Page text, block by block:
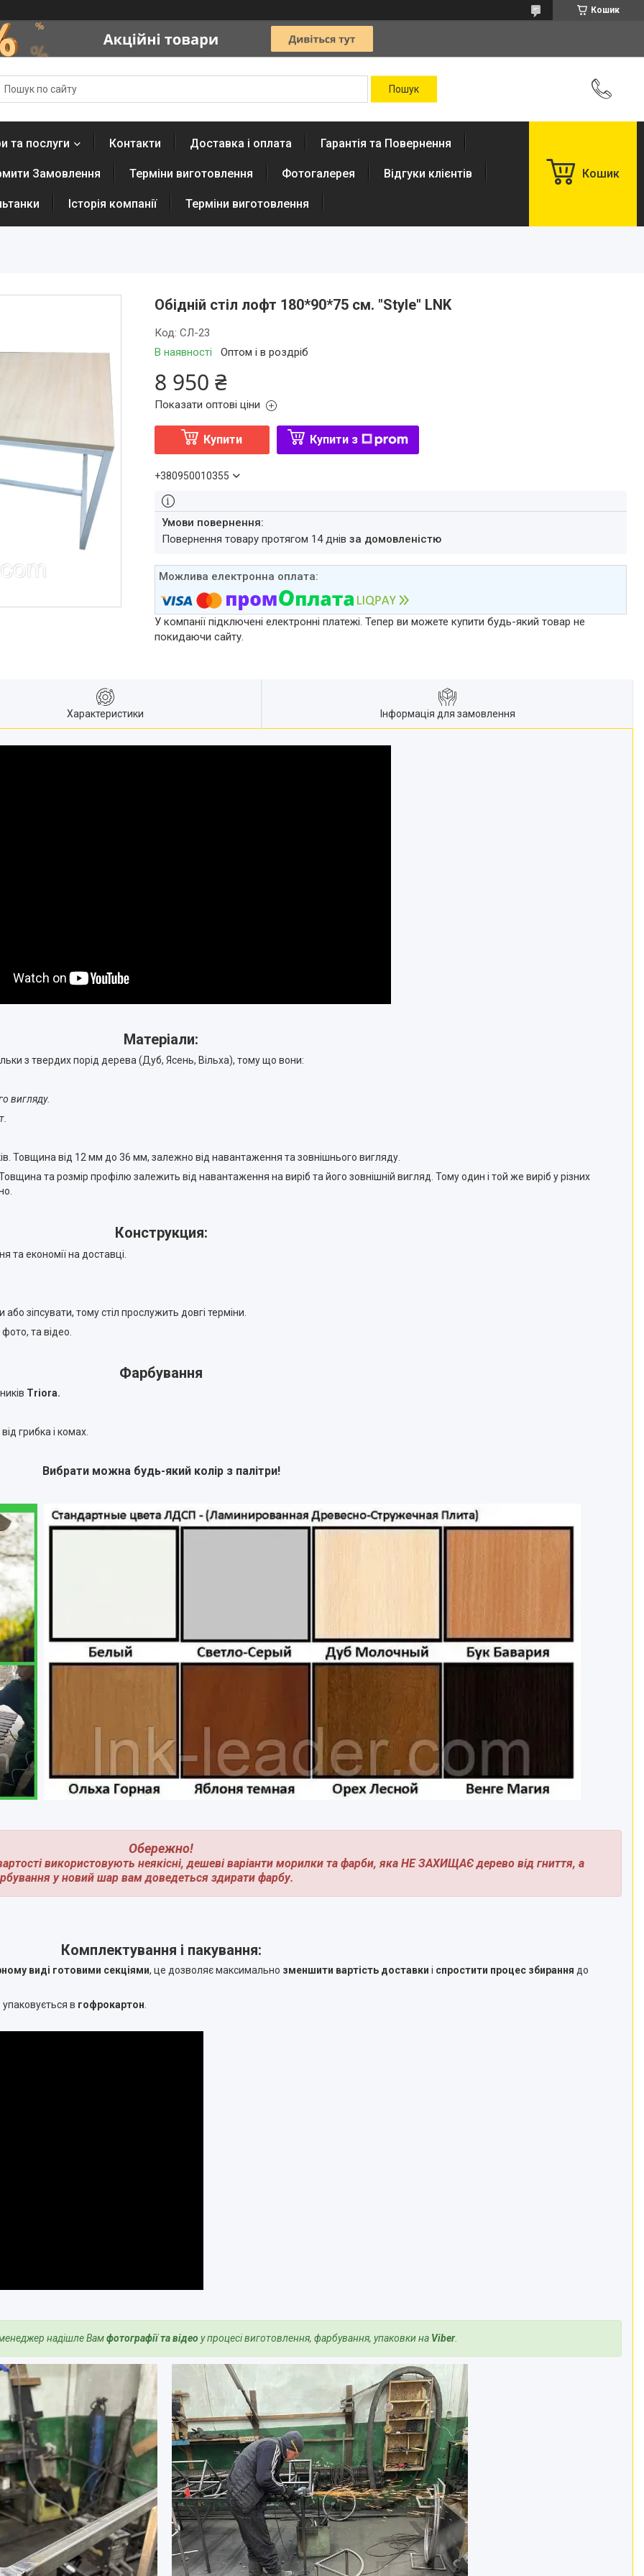
Кошик
та послуги Контакти Доставка і оплата Гарантія та Повернення
Замовлення Терміни виготовлення Фотогалерея Відгуки клієнтів
Історія компанії Терміни виготовлення
Кошик
Обідній стіл лофт 180*90*75 см. "Style" LNK
В наявності Оптом і в роздріб
Код: СЛ-23
8 950 ₴
Показати оптові ціни
Купити Купити з
+380950010355
повернення товару протягом 14 днів за домовленістю
У компанії підключені електронні платежі. Тепер ви можете купити будь-який товар не
покидаючи сайту.
Характеристики Інформація для замовлення
Матеріали:
з твердих порід дерева (Дуб, Ясень, Вільха), тому що вони:
вигляду.
Товщина від 12 мм до 36 мм, залежно від навантаження та зовнішнього вигляду.
та розмір профілю залежить від навантаження на виріб та його зовнішній вигляд. Тому один і той же виріб у різних
Конструкция:
та економії на доставці.
зіпсувати, тому стіл прослужить довгі терміни.
фото, та відео.
Фарбування
Triora.
від грибка і комах.
Вибрати можна будь-який колір з палітри!
Обережно!
використовують неякісні, дешеві варіанти морилки та фарби, яка НЕ ЗАХИЩАЄ дерево від гниття, а
у новий шар вам доведеться здирати фарбу.
Комплектування і пакування:
виді готовими секціями, це дозволяє максимально зменшити вартість доставки і спростити процес збирання до
упаковується в гофрокартон
надішле Вамфотографії та відеоу процесі виготовлення, фарбування, упаковки на Viber.